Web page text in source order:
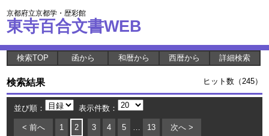
京都府立京都学・歴彩館
東寺百合文書WEB
検索TOP 函から 和暦から 西暦から 詳細検索
検索結果 ヒット数（245）
並び順： 表示件数：
< 前へ 1 2 3 4 5 … 13 次へ >